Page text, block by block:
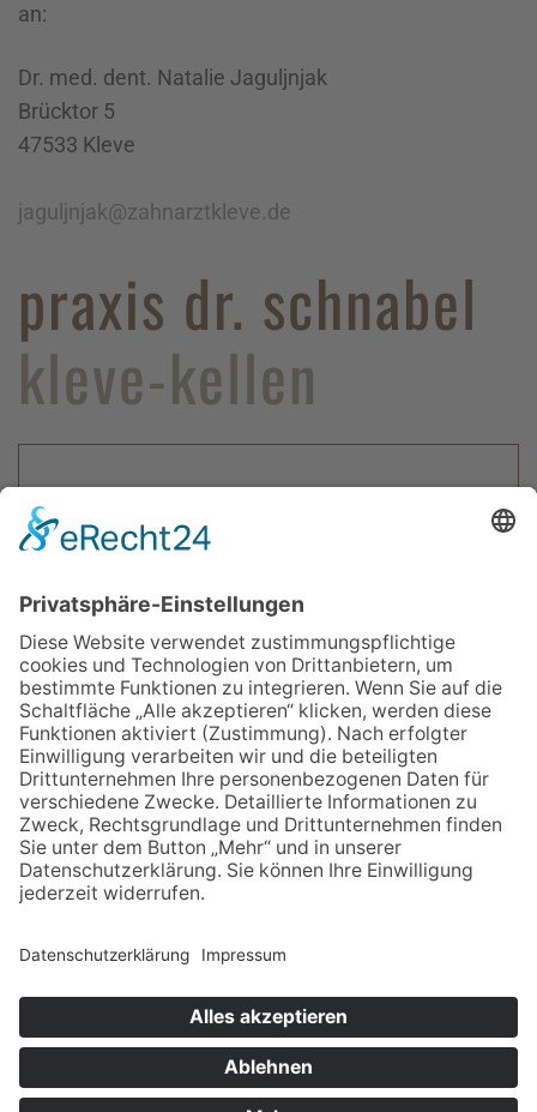
an:
Dr. med. dent. Natalie Jaguljnjak
Brücktor 5
47533 Kleve
jaguljnjak@zahnarztkleve.de
praxis dr. schnabel
kleve-kellen
Bitte die Bewerbungsunterlagen per Post oder E-Mail
an:
Dr. med. dent. Pascal Schnabel MSc
Emmericher Straße 109
47533 Kleve
schnabel@zahnarztkleve.de
© Copyright 2019 Dr. Natalie Jaguljnjak und Dr.
Pascal Schnabel · Alle Rechte vorbehalten